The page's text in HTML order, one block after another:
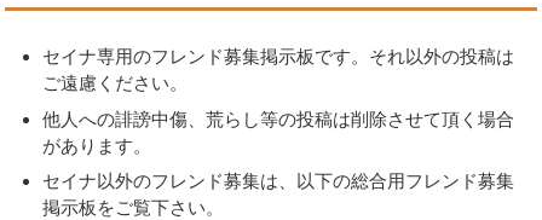
セイナ専用のフレンド募集掲示板です。それ以外の投稿は
ご遠慮ください。
他人への誹謗中傷、荒らし等の投稿は削除させて頂く場合
があります。
セイナ以外のフレンド募集は、以下の総合用フレンド募集
掲示板をご覧下さい。